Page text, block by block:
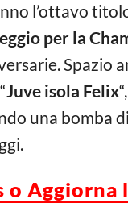
l’ottavo
per la
Spazio
Juve isola Felix
una bomba
o Aggiorna